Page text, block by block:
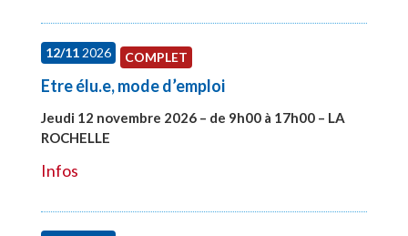
12/112026 COMPLET
Etre élu.e, mode d’emploi
Jeudi 12 novembre 2026 – de 9h00 à 17h00 – LA
ROCHELLE
Infos